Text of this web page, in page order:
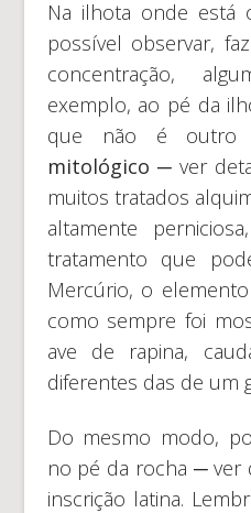
Na ilhota onde está
possível observar,
concentração,
exemplo, ao pé da
que não é outro
mitológico ─ver
muitos tratados
altamente
tratamento que
Mercúrio, o
como sempre foi
ave de rapina,
diferentes das de um
Do mesmo modo,
no pé da rocha ─
inscrição latina.